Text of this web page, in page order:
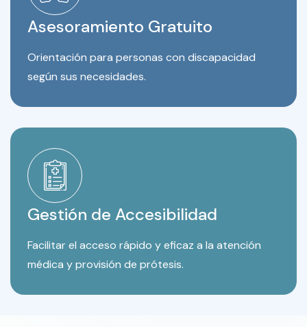
Asesoramiento Gratuito
Orientación para personas con discapacidad
según sus necesidades.
Gestión de Accesibilidad
Facilitar el acceso rápido y eficaz a la atención
médica y provisión de prótesis.